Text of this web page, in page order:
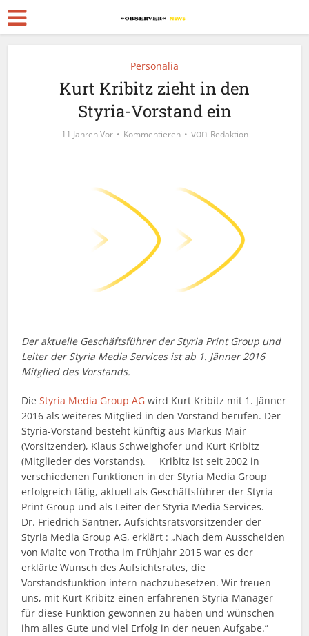
Personalia
Kurt Kribitz zieht in den
Styria-Vorstand ein
11 Jahren Vor Kommentieren von Redaktion
Der aktuelle Geschäftsführer der Styria Print Group und
Leiter der Styria Media Services ist ab 1. Jänner 2016
Mitglied des Vorstands.
DieStyria Media Group AG wird Kurt Kribitz mit 1. Jänner
2016 als weiteres Mitglied in den Vorstand berufen. Der
Styria-Vorstand besteht künftig aus Markus Mair
(Vorsitzender), Klaus Schweighofer und Kurt Kribitz
(Mitglieder des Vorstands). Kribitz ist seit 2002 in
verschiedenen Funktionen in der Styria Media Group
erfolgreich tätig, aktuell als Geschäftsführer der Styria
Print Group und als Leiter der Styria Media Services.
Dr. Friedrich Santner, Aufsichtsratsvorsitzender der
Styria Media Group AG, erklärt : „Nach dem Ausscheiden
von Malte von Trotha im Frühjahr 2015 war es der
erklärte Wunsch des Aufsichtsrates, die
Vorstandsfunktion intern nachzubesetzen. Wir freuen
uns, mit Kurt Kribitz einen erfahrenen Styria-Manager
für diese Funktion gewonnen zu haben und wünschen
ihm alles Gute und viel Erfolg in der neuen Aufgabe.”